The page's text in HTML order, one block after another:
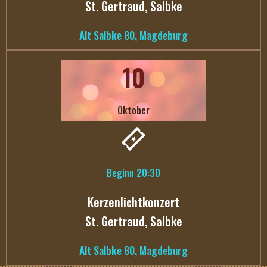
St. Gertraud, Salbke
Alt Salbke 80, Magdeburg
10
Oktober
Beginn 20:30
Kerzenlichtkonzert
St. Gertraud, Salbke
Alt Salbke 80, Magdeburg